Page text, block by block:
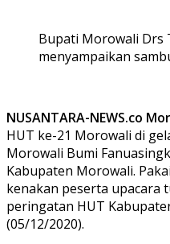
Bupati Morowali Drs
menyampaikan
NUSANTARA-NEWS.co
HUT ke-21 Morowali di
Morowali Bumi
Kabupaten Morowali.
kenakan peserta upacara
peringatan HUT
(05/12/2020).